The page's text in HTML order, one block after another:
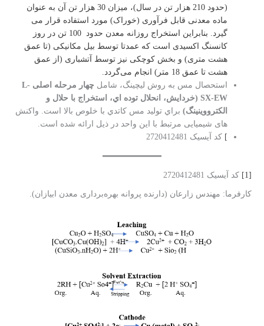
(حدود 210 هزار تن در سال)، میزان 30 هزار تن آن به عنوان
ماده معدنی قابل فرآوری (خوراک) مورد استفاده قرار می
گیرد. بنابراین استخراج روزانه معدن حدود 100 تن در روز
کانسنگ اکسیدی است که عمدتا توسط بیل مکانیکی (تا عمق
هشت متری) و بخش کوچکی نیز توسط آتشباری (از عمق
هشت تا عمق 18 متر) انجام می‌گردد.
استحصال مس به روش لیچینگ، شامل چهار مرحله اصلی L-
SX-EW (خردایش، انحلال توده اي، استخراج با حلال و
الکترووینینگ) براي تولید مس کاتدي با خلوص بالا است. واکنش
های شیمیایی مرتبط با این واحد در ذیل ارائه شده است.
] کد آیسیک 2720412481
[1] کد آیسیک 2720412481
کارفرما: مهندس زارعان (دارنده پروانه بهره‌برداری معدن ابیازان).